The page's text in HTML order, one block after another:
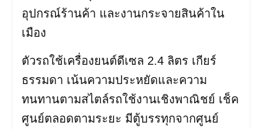
อุปกรณ์ร้านค้า และงานกระจายสินค้าใน
เมือง
ตัวรถใช้เครื่องยนต์ดีเซล 2.4 ลิตร เกียร์
ธรรมดา เน้นความประหยัดและความ
ทนทานตามสไตล์รถใช้งานเชิงพาณิชย์ เช็ค
ศูนย์ตลอดตามระยะ มีตู้บรรทุกจากศูนย์